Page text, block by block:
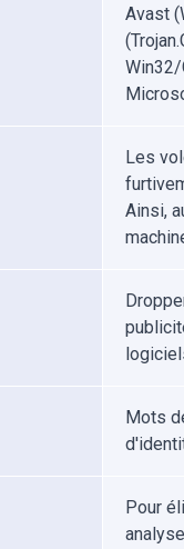
Avast
Win32/
Les
Ainsi,
Mots
Pour